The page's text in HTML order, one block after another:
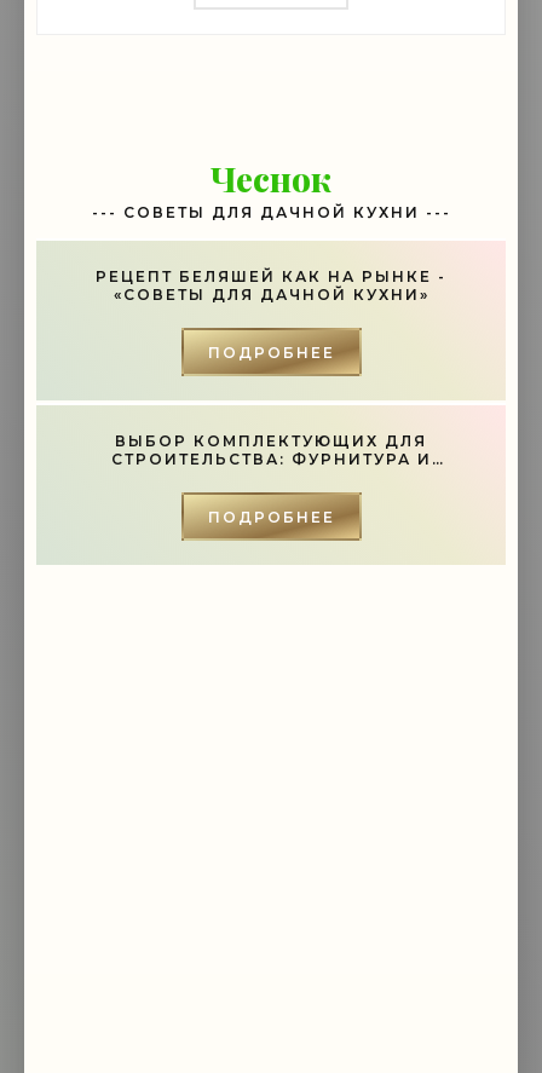
Чеснок
--- СОВЕТЫ ДЛЯ ДАЧНОЙ КУХНИ ---
РЕЦЕПТ БЕЛЯШЕЙ КАК НА РЫНКЕ -
«СОВЕТЫ ДЛЯ ДАЧНОЙ КУХНИ»
ПОДРОБНЕЕ
ВЫБОР КОМПЛЕКТУЮЩИХ ДЛЯ
СТРОИТЕЛЬСТВА: ФУРНИТУРА И
ПОДРОБНЕЕ